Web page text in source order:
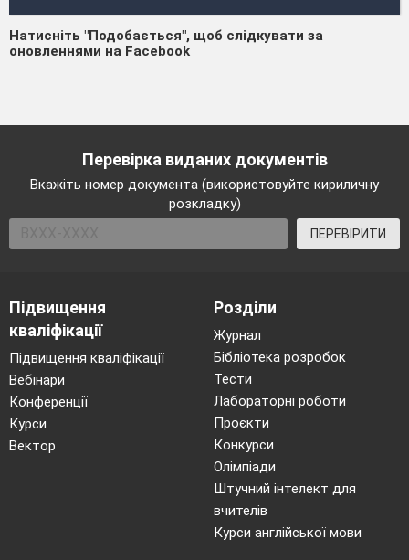
Натисніть "Подобається", щоб слідкувати за
оновленнями на Facebook
Перевірка виданих документів
Вкажіть номер документа (використовуйте кириличну
розкладку)
ПЕРЕВІРИТИ
Підвищення
кваліфікації
Підвищення кваліфікації
Вебінари
Конференції
Курси
Вектор
Розділи
Журнал
Бібліотека розробок
Тести
Лабораторні роботи
Проєкти
Конкурси
Олімпіади
Штучний інтелект для
вчителів
Курси англійської мови